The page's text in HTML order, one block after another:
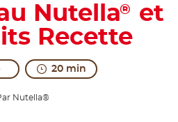
Nutella®
et
Recette
20 min
Nutella®